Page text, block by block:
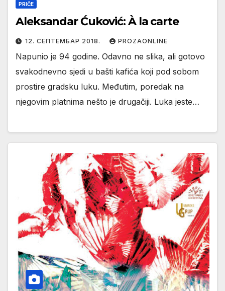
PRIČE
Aleksandar Ćuković: À la carte
12. СЕПТЕМБАР 2018. PROZAONLINE
Napunio je 94 godine. Odavno ne slika, ali gotovo
svakodnevno sjedi u bašti kafića koji pod sobom
prostire gradsku luku. Međutim, poredak na
njegovim platnima nešto je drugačiji. Luka jeste…